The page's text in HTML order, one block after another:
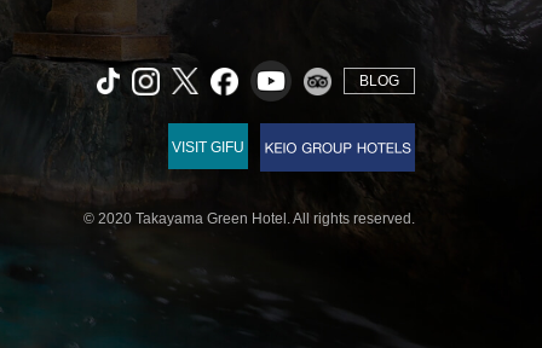
BLOG
VISIT GIFU
© 2020 Takayama Green Hotel. All rights reserved.